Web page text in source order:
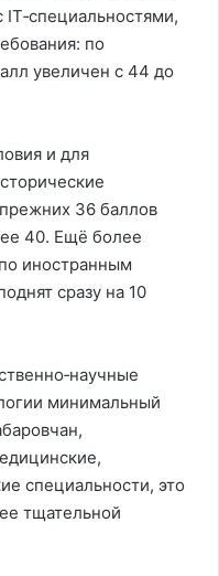
IT‑специальностями,
по
увеличен с 44 до
и для
36 баллов
40. Ещё более
иностранным
сразу на 10
минимальный
специальности, это
тщательной